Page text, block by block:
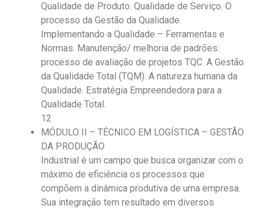
Qualidade de Produto. Qualidade de Serviço. O
processo da Gestão da Qualidade.
Implementando a Qualidade – Ferramentas e
Normas. Manutenção/ melhoria de padrões:
processo de avaliação de projetos TQC. A Gestão
da Qualidade Total (TQM). A natureza humana da
Qualidade. Estratégia Empreendedora para a
Qualidade Total.
12
MÓDULO II – TÉCNICO EM LOGÍSTICA – GESTÃO
DA PRODUÇÃO
Industrial é um campo que busca organizar com o
máximo de eficiência os processos que
compõem a dinâmica produtiva de uma empresa.
Sua integração tem resultado em diversos